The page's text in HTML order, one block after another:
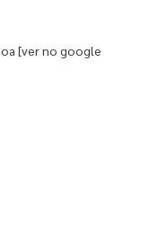
[ver no google